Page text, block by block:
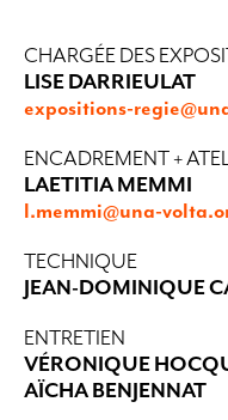
CHARGÉE DES
LISE DARRIEULAT
expositions-regie@un
ENCADREMENT +
LAETITIA MEMMI
l.memmi@una-
TECHNIQUE
JEAN-DOMINIQUE
ENTRETIEN
VÉRONIQUE
AÏCHA BENJENNAT